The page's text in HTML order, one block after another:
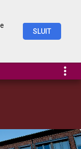
SLUIT